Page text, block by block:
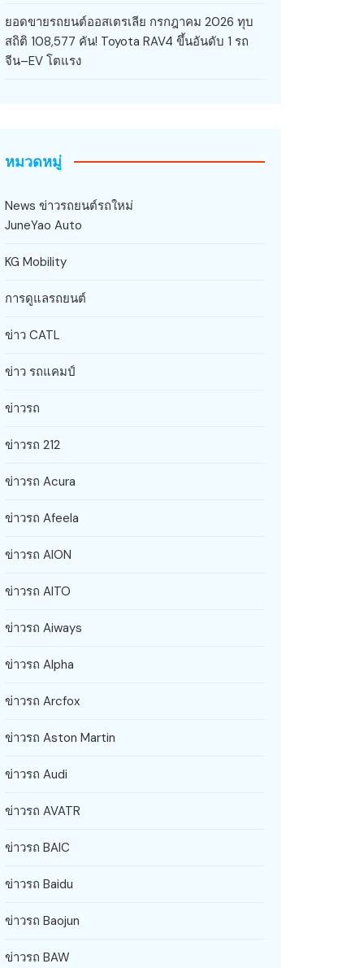
ยอดขายรถยนต์ออสเตรเลีย กรกฎาคม 2026 ทุบ
สถิติ 108,577 คัน! Toyota RAV4 ขึ้นอันดับ 1 รถ
จีน–EV โตแรง
หมวดหมู่
News ข่าวรถยนต์รถใหม่
JuneYao Auto
KG Mobility
การดูแลรถยนต์
ข่าว CATL
ข่าว รถแคมป์
ข่าวรถ
ข่าวรถ 212
ข่าวรถ Acura
ข่าวรถ Afeela
ข่าวรถ AION
ข่าวรถ AITO
ข่าวรถ Aiways
ข่าวรถ Alpha
ข่าวรถ Arcfox
ข่าวรถ Aston Martin
ข่าวรถ Audi
ข่าวรถ AVATR
ข่าวรถ BAIC
ข่าวรถ Baidu
ข่าวรถ Baojun
ข่าวรถ BAW